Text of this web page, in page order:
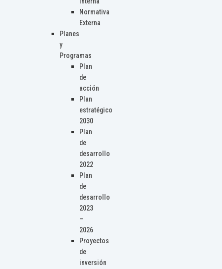
Normativa
Externa
Planes
y
Programas
Plan
de
acción
Plan
estratégico
2030
Plan
de
desarrollo
2022
Plan
de
desarrollo
2023
–
2026
Proyectos
de
inversión